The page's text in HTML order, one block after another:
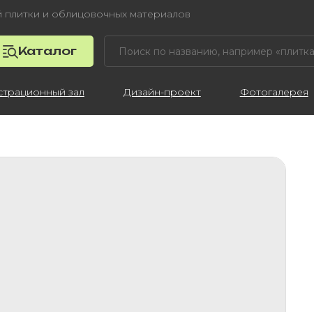
плитки и облицовочных материалов
Каталог
зал Дизайн-проект Фотогалерея